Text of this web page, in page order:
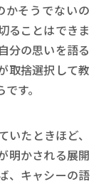
そうでないの
ることはできま
分の思いを語る
取捨選択して教
す。
たときほど、
明かされる展開
、キャシーの語